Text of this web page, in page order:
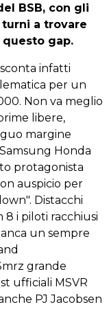
BSB, con gli
a trovare
gap.
infatti
per un
Non va meglio
libere,
margine
Honda
protagonista
auspicio per
Distacchi
8 i piloti racchiusi
un sempre
grande
ufficiali MSVR
PJ Jacobsen